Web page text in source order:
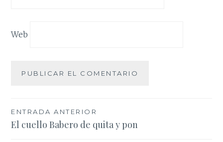
Web
Navegación
de
ENTRADA ANTERIOR
El cuello Babero de quita y pon